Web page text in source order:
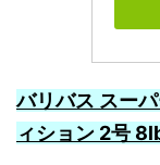
バリバス スー
ィション 2号